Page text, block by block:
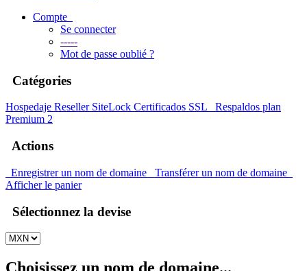
Compte
Se connecter
-----
Mot de passe oublié ?
Catégories
Hospedaje Reseller SiteLock Certificados SSL
Respaldos plan
Premium 2
Actions
Enregistrer un nom de domaine
Transférer un nom de domaine
Afficher le panier
Sélectionnez la devise